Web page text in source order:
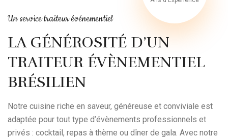
Un service traiteur événementiel
LA GÉNÉROSITÉ D’UN
TRAITEUR ÉVÈNEMENTIEL
BRÉSILIEN
Notre cuisine riche en saveur, généreuse et conviviale est
adaptée pour tout type d’évènements professionnels et
privés : cocktail, repas à thème ou dîner de gala. Avec notre